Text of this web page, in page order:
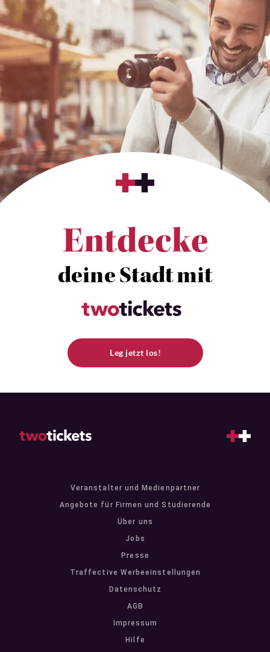
Entdecke
deine Stadt mit
Leg jetzt los!
Veranstalter und Medienpartner
Angebote für Firmen und Studierende
Über uns
Jobs
Presse
Traffective Werbeeinstellungen
Datenschutz
AGB
Impressum
Hilfe